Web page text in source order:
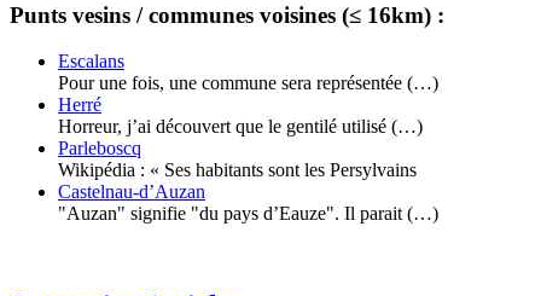
Punts vesins / communes voisines (≤ 16km) :
Escalans
Pour une fois, une commune sera représentée (…)
Herré
Horreur, j’ai découvert que le gentilé utilisé (…)
Parleboscq
Wikipédia : « Ses habitants sont les Persylvains
Castelnau-d’Auzan
"Auzan" signifie "du pays d’Eauze". Il parait (…)